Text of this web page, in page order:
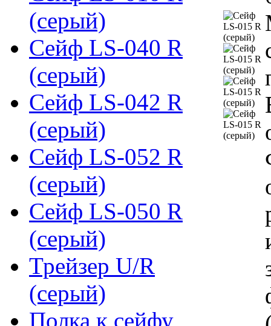
(серый)
Сейф LS-040 R
(серый)
Сейф LS-042 R
(серый)
Сейф LS-052 R
(серый)
Сейф LS-050 R
(серый)
Трейзер U/R
(серый)
Полка к сейфу